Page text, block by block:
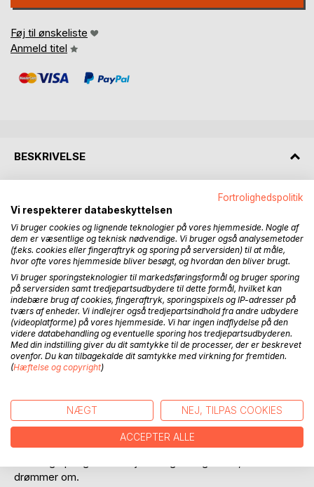
Føj til ønskeliste
Anmeld titel
BESKRIVELSE
Nogle mennesker har stor betydning for vores liv og for
vores udvikling. De rør og inspirerer vores sjæl og liv, og
nogle møder vil altid bo i vores hjerter. Med denne
kærlighedsbog ønsker jeg at sætte fokus på dit hjerte og
det møde, der opstår med dig selv, med kærligheden og
med andre, når vi tør åbne for hjertets magiske overflod og
de skatte der ligger og venter på at vi kigger dybere i os
selv. På en lyrisk og nysgerrig måde.
De 13 kærlighedsparagraffer kaster lys over, hvordan du
kan få mere bevidst kærlighed i dit liv. Det er små
ændringer i vores tanker og adfærd, der skal til. Et fokus på
og en forståelse af, hvad der kan blokere for kærligheden.
om hele kærlighedspakken.
Alt sammen er kogt ned til en spiselig størrelse, fordi jeg
havde lyst til at sætte ord på det, jeg i min egen personlige
drømmer om.
Fortrolighedspolitik
Vi respekterer databeskyttelsen
Vi bruger cookies og lignende teknologier på vores hjemmeside. Nogle af
dem er væsentlige og teknisk nødvendige. Vi bruger også analysemetoder
(f.eks. cookies eller fingeraftryk og sporing på serversiden) til at måle,
hvor ofte vores hjemmeside bliver besøgt, og hvordan den bliver brugt.
Vi bruger sporingsteknologier til markedsføringsformål og bruger sporing
på serversiden samt tredjepartsudbydere til dette formål, hvilket kan
indebære brug af cookies, fingeraftryk, sporingspixels og IP-adresser på
tværs af enheder. Vi indlejrer også tredjepartsindhold fra andre udbydere
(videoplatforme) på vores hjemmeside. Vi har ingen indflydelse på den
videre databehandling og eventuelle sporing hos tredjepartsudbyderen.
Med din indstilling giver du dit samtykke til de processer, der er beskrevet
ovenfor. Du kan tilbagekalde dit samtykke med virkning for fremtiden.
(Hæftelse og copyright)
NÆGT NEJ, TILPAS COOKIES
ACCEPTER ALLE